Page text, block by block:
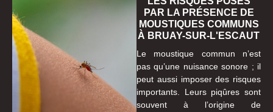
PAR LA PRÉSENCE DE
MOUSTIQUES COMMUNS
À BRUAY-SUR-L'ESCAUT
Le moustique commun n’est
pas qu’une nuisance sonore ; il
peut aussi imposer des risques
importants. Leurs piqûres sont
souvent à l’origine de